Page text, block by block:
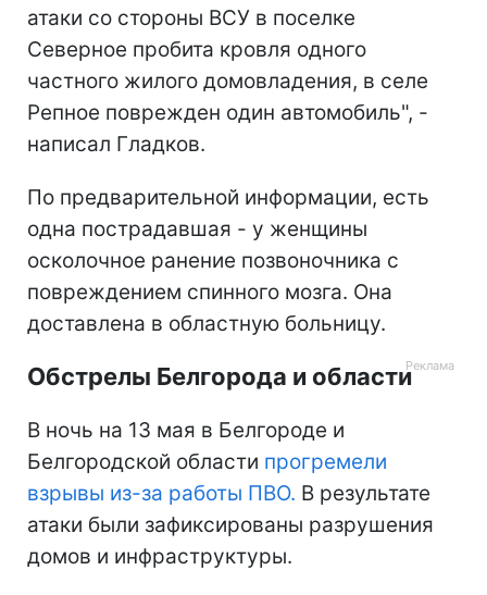
атаки со стороны ВСУ в поселке
Северное пробита кровля одного
частного жилого домовладения, в селе
Репное поврежден один автомобиль", -
написал Гладков.
По предварительной информации, есть
одна пострадавшая - у женщины
осколочное ранение позвоночника с
повреждением спинного мозга. Она
доставлена в областную больницу.
Обстрелы Белгорода и области
В ночь на 13 мая в Белгороде и
Белгородской области прогремели
взрывы из-за работы ПВО. В результате
атаки были зафиксированы разрушения
домов и инфраструктуры.